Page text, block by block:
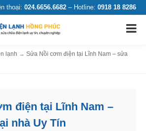
thoại: 024.6656.6682 – Hotline: 0918 18 8286
lạnh → Sửa Nồi cơm điện tại Lĩnh Nam – sửa
điện tại Lĩnh Nam –
nhà Uy Tín